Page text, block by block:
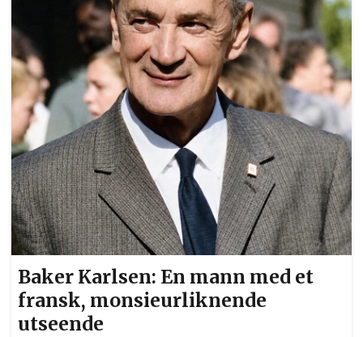
Baker Karlsen: En mann med et
fransk, monsieurliknende
utseende